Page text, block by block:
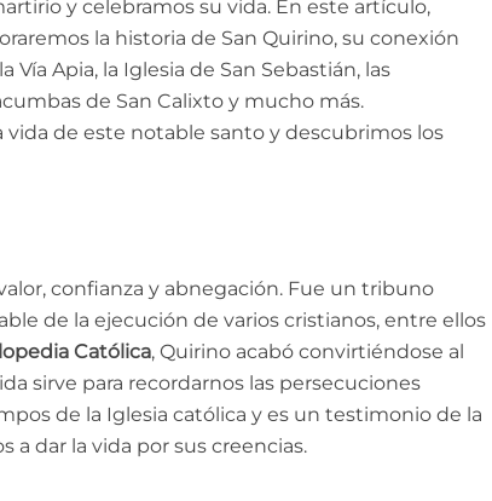
y celebramos su vida. En este artículo,
la historia de San Quirino, su conexión
Vía Apia, la Iglesia de San Sebastián, las
de San Calixto y mucho más.
de este notable santo y descubrimos los
confianza y abnegación. Fue un tribuno
de la ejecución de varios cristianos, entre ellos
Católica, Quirino acabó convirtiéndose al
sirve para recordarnos las persecuciones
de la Iglesia católica y es un testimonio de la
a dar la vida por sus creencias.